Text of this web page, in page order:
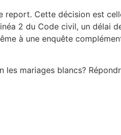
report. Cette décision est
2 du Code civil, un délai
à une enquête
mariages blancs?